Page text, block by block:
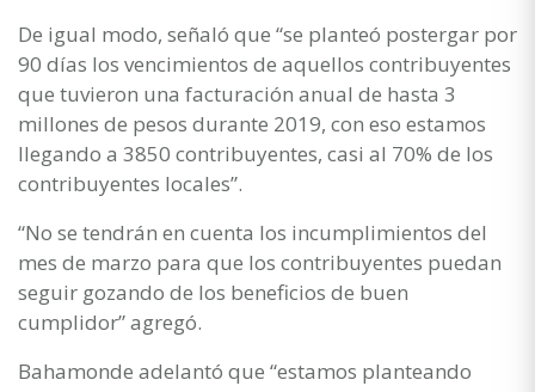
De igual modo, señaló que “se planteó postergar por
90 días los vencimientos de aquellos contribuyentes
que tuvieron una facturación anual de hasta 3
millones de pesos durante 2019, con eso estamos
llegando a 3850 contribuyentes, casi al 70% de los
contribuyentes locales”.
“No se tendrán en cuenta los incumplimientos del
mes de marzo para que los contribuyentes puedan
seguir gozando de los beneficios de buen
cumplidor” agregó.
Bahamonde adelantó que “estamos planteando